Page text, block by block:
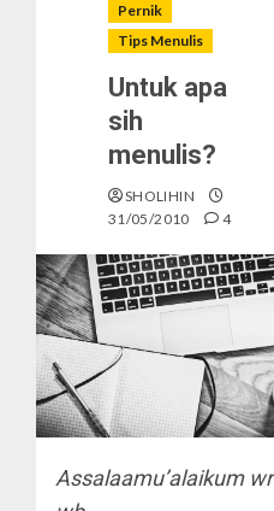
Pernik
Tips Menulis
Untuk apa
sih
menulis?
SHOLIHIN
31/05/2010
4
Assalaamu’alaikum wr